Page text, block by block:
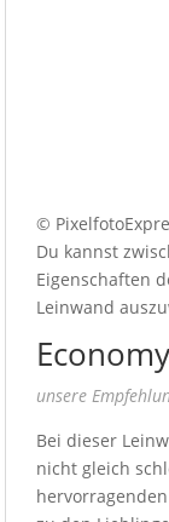
©
Du kannst
Eigenschaften
Leinwand
unsere
Bei dieser
nicht gleich